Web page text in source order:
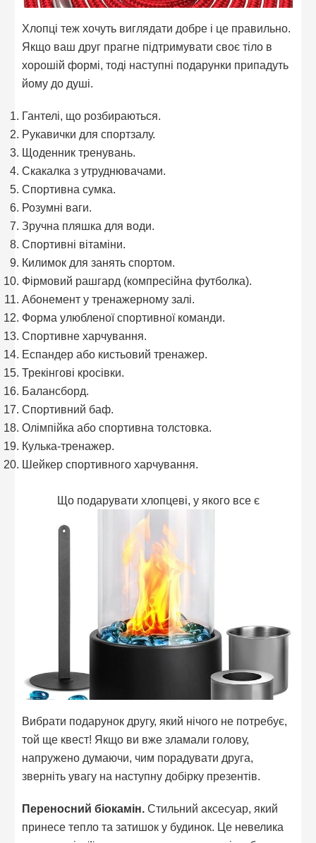
Хлопці теж хочуть виглядати добре і це правильно.
Якщо ваш друг прагне підтримувати своє тіло в
хорошій формі, тоді наступні подарунки припадуть
йому до душі.
Гантелі, що розбираються.
Рукавички для спортзалу.
Щоденник тренувань.
Скакалка з утруднювачами.
Спортивна сумка.
Розумні ваги.
Зручна пляшка для води.
Спортивні вітаміни.
Килимок для занять спортом.
Фірмовий рашгард (компресійна футболка).
Абонемент у тренажерному залі.
Форма улюбленої спортивної команди.
Спортивне харчування.
Еспандер або кистьовий тренажер.
Трекінгові кросівки.
Балансборд.
Спортивний баф.
Олімпійка або спортивна толстовка.
Кулька-тренажер.
Шейкер спортивного харчування.
Що подарувати хлопцеві, у якого все є
Вибрати подарунок другу, який нічого не потребує,
той ще квест! Якщо ви вже зламали голову,
напружено думаючи, чим порадувати друга,
зверніть увагу на наступну добірку презентів.
Переносний біокамін. Стильний аксесуар, який
принесе тепло та затишок у будинок. Це невелика